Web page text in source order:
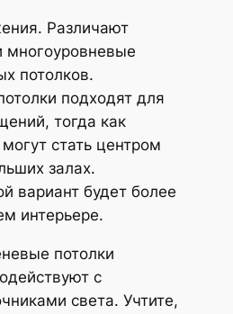
Различают
многоуровневые
потолков.
подходят для
тогда как
стать центром
залах.
вариант будет более
интерьере.
потолки
с
света. Учтите,